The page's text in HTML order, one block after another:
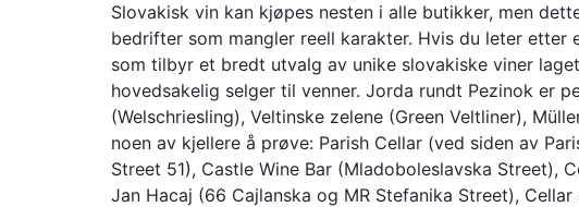
Slovakisk vin kan kjøpes nesten i alle butikker, men
bedrifter som mangler reell karakter. Hvis du leter
som tilbyr et bredt utvalg av unike slovakiske viner
hovedsakelig selger til venner. Jorda rundt Pezinok er
(Welschriesling), Veltinske zelene (Green Veltliner),
noen av kjellere å prøve: Parish Cellar (ved siden av
Street 51), Castle Wine Bar (Mladoboleslavska Street),
Jan Hacaj (66 Cajlanska og MR Stefanika Street),